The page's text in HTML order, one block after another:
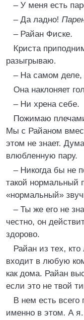
– У меня есть
– Да ладно!
– Райан Фиске.
Криста
разыгрываю.
– На самом деле,
Она наклоняет
– Ни хрена себе.
Пожимаю
Мы с Райаном
этом не знает.
влюбленную пару.
– Никогда бы не
такой нормальный
«нормальный»
– Ты же его не
честно, он
здорово.
Райан из тех,
входит в любую
как дома. Райан
если это не твой
В нем есть
именно в этом. А